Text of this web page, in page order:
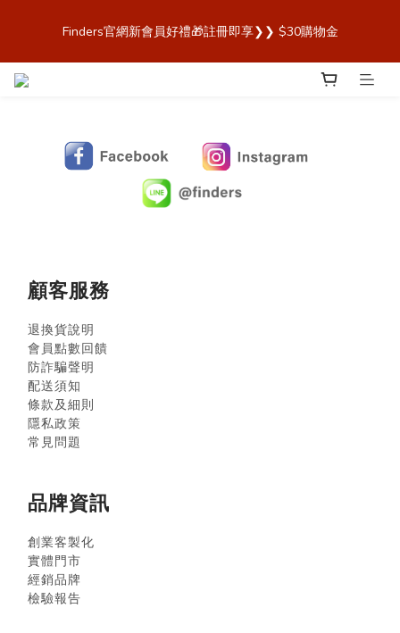
商城，購買最安心！】
Finders官網新會員好禮🎁註冊即享❯❯ $30購物金
歡迎來到 Finders🎉【Blender Bottle x Owala 台灣官方代理直營
顧客服務
退換貨說明
會員點數回饋
防詐騙聲明
配送須知
條款及細則
隱私政策
常見問題
品牌資訊
創業客製化
實體門市
經銷品牌
檢驗報告